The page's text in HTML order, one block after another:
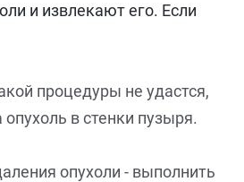
и извлекают его. Если
процедуры не удастся,
в стенки пузыря.
опухоли - выполнить